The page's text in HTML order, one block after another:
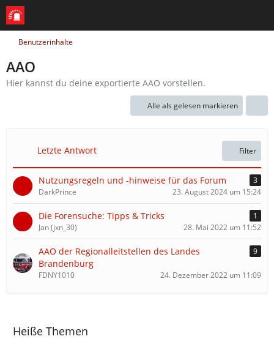
Benutzerinhalte
AAO
Hier kannst du deine exportierte AAO vorstellen.
Alle als gelesen markieren
Letzte Antwort Filter
Nutzungsregeln und -hinweise für das Forum
3
DarkPrince
23. August 2024 um 15:24
Die Forensuche: Tipps & Tricks
1
Jan (jxn_30)
28. Mai 2022 um 11:52
AAO der Regionalleitstellen des Landes
Brandenburg
9
FDNY1010 24. Dezember 2022 um 11:09
Heiße Themen